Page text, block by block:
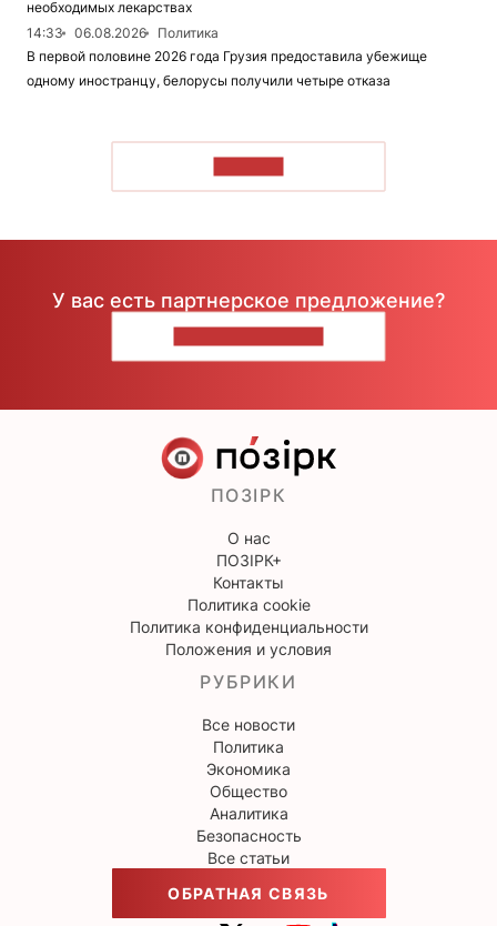
необходимых лекарствах
14:33
06.08.2026
Политика
В первой половине 2026 года Грузия предоставила убежище
одному иностранцу, белорусы получили четыре отказа
У вас есть партнерское предложение?
ПОЗІРК
О нас
ПОЗІРК+
Контакты
Политика cookie
Политика конфиденциальности
Положения и условия
РУБРИКИ
Все новости
Политика
Экономика
Общество
Аналитика
Безопасность
Все статьи
ОБРАТНАЯ СВЯЗЬ